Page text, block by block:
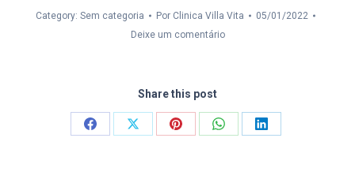
Category: Sem categoria Por Clinica Villa Vita
05/01/2022
Deixe um comentário
Share this post
CompartilharCompartilharCompartilharCompartilharCompartilhar